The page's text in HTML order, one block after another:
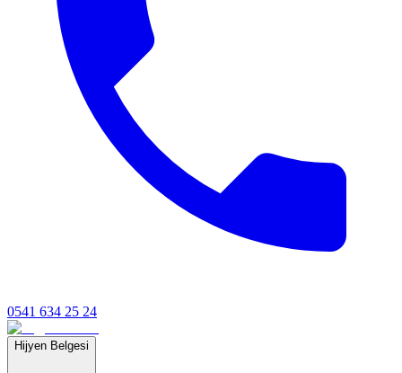
0541 634 25 24
Hijyen Belgesi